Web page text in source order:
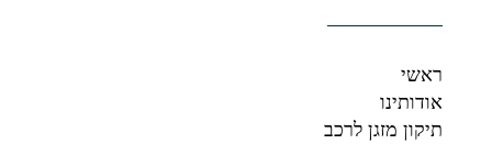
ראשי
אודותינו
תיקון מזגן לרכב